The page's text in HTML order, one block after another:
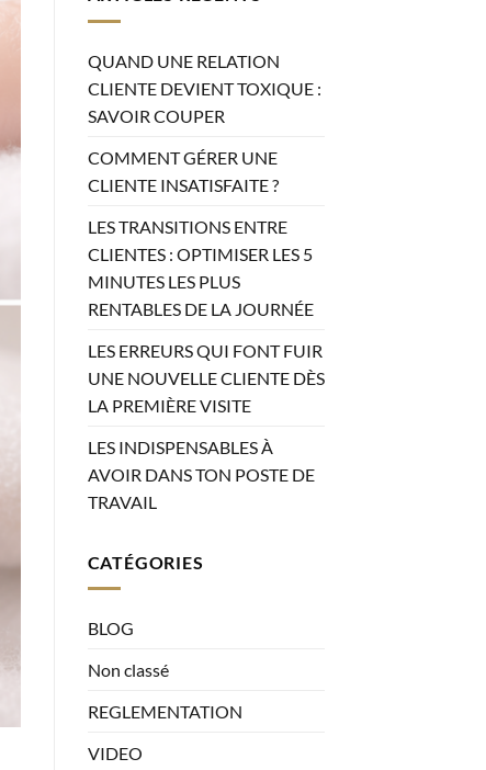
QUAND UNE RELATION
CLIENTE DEVIENT TOXIQUE :
SAVOIR COUPER
COMMENT GÉRER UNE
CLIENTE INSATISFAITE ?
LES TRANSITIONS ENTRE
CLIENTES : OPTIMISER LES 5
MINUTES LES PLUS
RENTABLES DE LA JOURNÉE
LES ERREURS QUI FONT FUIR
UNE NOUVELLE CLIENTE DÈS
LA PREMIÈRE VISITE
LES INDISPENSABLES À
AVOIR DANS TON POSTE DE
TRAVAIL
CATÉGORIES
BLOG
Non classé
REGLEMENTATION
VIDEO